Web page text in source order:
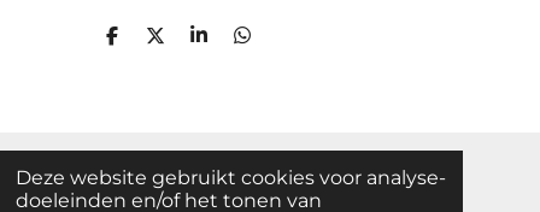
Deze website gebruikt cookies voor analyse-
doeleinden en/of het tonen van
D
D
S
D
F
I
W